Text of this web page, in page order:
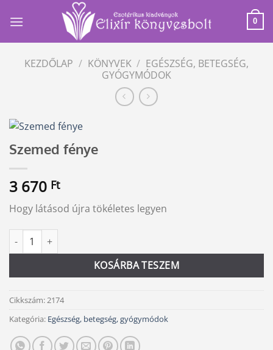
0
KEZDŐLAP / KÖNYVEK / EGÉSZSÉG, BETEGSÉG,
GYÓGYMÓDOK
Szemed fénye
3 670 Ft
Hogy látásod újra tökéletes legyen
Szemed fénye mennyiség
KOSÁRBA TESZEM
Alternative:
Cikkszám:2174
Kategória: Egészség, betegség, gyógymódok